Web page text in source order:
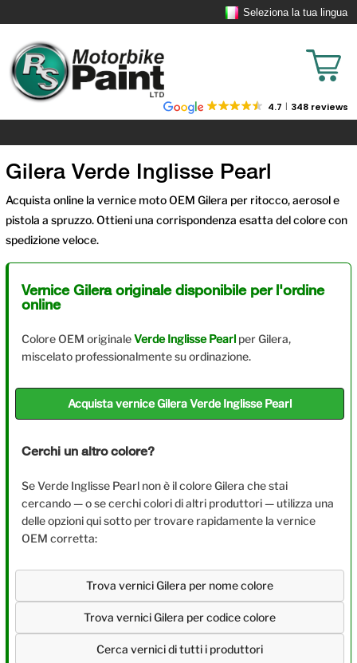
Seleziona la tua lingua
4.7 348 reviews
Gilera Verde Inglisse Pearl
Acquista online la vernice moto OEM Gilera per ritocco, aerosol e
pistola a spruzzo. Ottieni una corrispondenza esatta del colore con
spedizione veloce.
Vernice Gilera originale disponibile per l'ordine
online
Colore OEM originaleVerde Inglisse Pearl per Gilera,
miscelato professionalmente su ordinazione.
Acquista vernice Gilera Verde Inglisse Pearl
Cerchi un altro colore?
Se Verde Inglisse Pearl non è il colore Gilera che stai
cercando — o se cerchi colori di altri produttori — utilizza una
delle opzioni qui sotto per trovare rapidamente la vernice
OEM corretta:
Trova vernici Gilera per nome colore
Trova vernici Gilera per codice colore
Cerca vernici di tutti i produttori